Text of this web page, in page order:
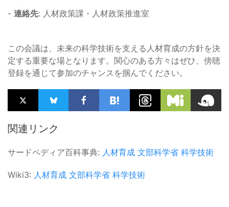
- 連絡先: 人材政策課・人材政策推進室
この会議は、未来の科学技術を支える人材育成の方針を決
定する重要な場となります。関心のある方々はぜひ、傍聴
登録を通じて参加のチャンスを掴んでください。
関連リンク
サードペディア百科事典: 人材育成 文部科学省 科学技術
Wiki3: 人材育成 文部科学省 科学技術